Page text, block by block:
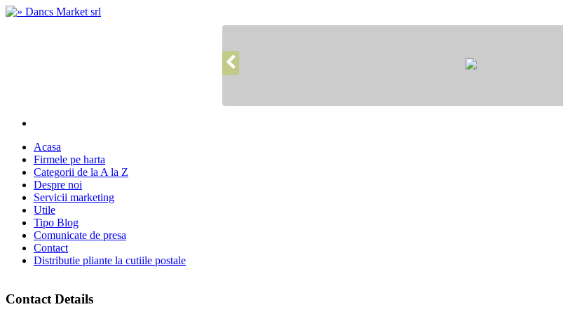
Acasa
Firmele pe harta
Categorii de la A la Z
Despre noi
Servicii marketing
Utile
Tipo Blog
Comunicate de presa
Contact
Distributie pliante la cutiile postale
Contact Details